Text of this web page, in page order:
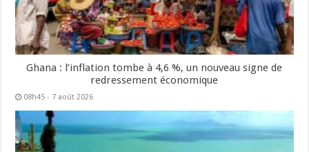
Ghana : l’inflation tombe à 4,6 %, un nouveau signe de
redressement économique
08h45 - 7 août 2026